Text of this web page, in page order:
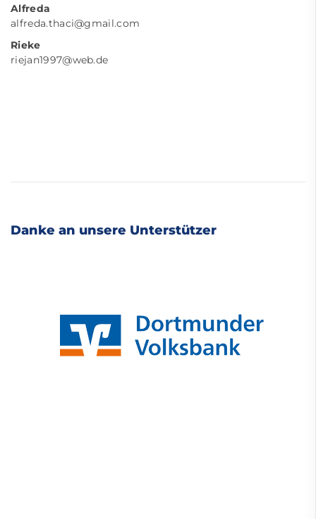
Alfreda
alfreda.thaci@gmail.com
Rieke
riejan1997@web.de
Danke an unsere Unterstützer